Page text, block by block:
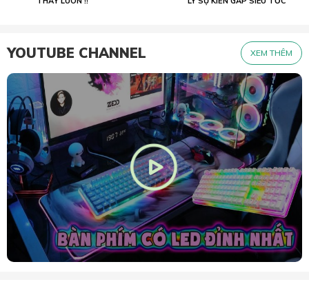
YOUTUBE CHANNEL XEM THÊM